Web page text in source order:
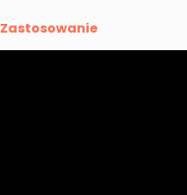
Zastosowanie